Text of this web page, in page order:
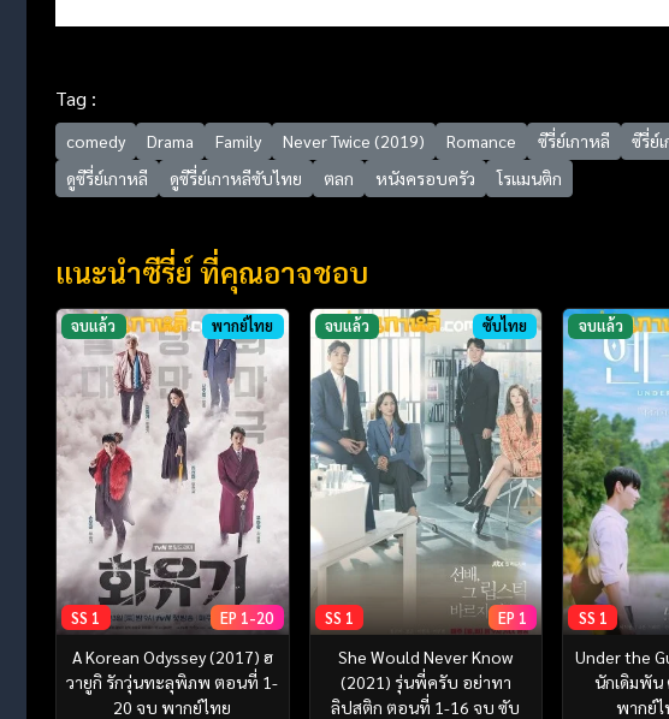
Tag :
comedy Drama Family Never Twice (2019) Romance ซีรี่ย์เกาหลี ซีรี่ย์
ดูซีรี่ย์เกาหลี
ดูซีรี่ย์เกาหลีซับไทย ตลก หนังครอบครัว โรแมนติก
แนะนำซีรี่ย์ ที่คุณอาจชอบ
จบแล้ว พากย์ไทย
SS 1 EP 1-20
A Korean Odyssey (2017) ฮ
วายูกิ รักวุ่นทะลุพิภพ ตอนที่ 1-
20 จบ พากย์ไทย
จบแล้ว ซับไทย
SS 1 EP 1
She Would Never Know
(2021) รุ่นพี่ครับ อย่าทา
ลิปสติก ตอนที่ 1-16 จบ ซับ
จบแล้ว
SS 1
Under the
นักเดิมพัน
พากย์